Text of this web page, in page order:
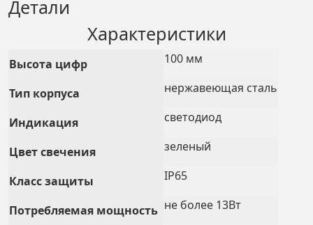
Детали
Характеристики
Высота цифр 100 мм
Тип корпуса нержавеющая сталь
Индикация светодиод
Цвет свечения зеленый
Класс защиты IP65
Потребляемая мощность не более 13Вт